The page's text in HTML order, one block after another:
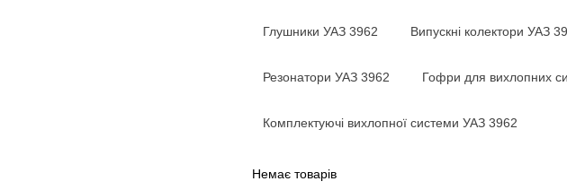
Глушники УАЗ 3962 Випускні колектори УАЗ
Резонатори УАЗ 3962 Гофри для вихлопних
Комплектуючі вихлопної системи УАЗ 3962
Немає товарів